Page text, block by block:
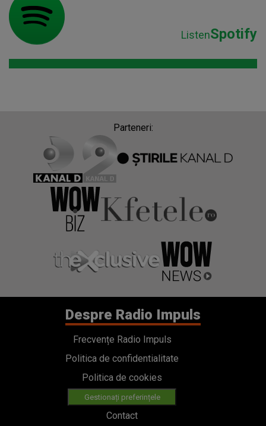
ListenSpotify
Parteneri:
Despre Radio Impuls
Frecvențe Radio Impuls
Politica de confidentialitate
Politica de cookies
Gestionați preferințele
Contact